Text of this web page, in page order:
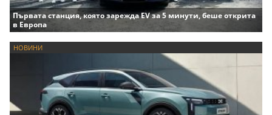
Първата станция, която зарежда EV за 5 минути, беше открита
в Европа
НОВИНИ